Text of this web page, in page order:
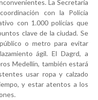
La Secretaría
con la Policía
con 1.000 policías que
clave de la ciudad. Se
o metro para evitar
ágil. El Dagrd, a
Medellín, también estará
usar ropa y calzado
y estar atentos a los